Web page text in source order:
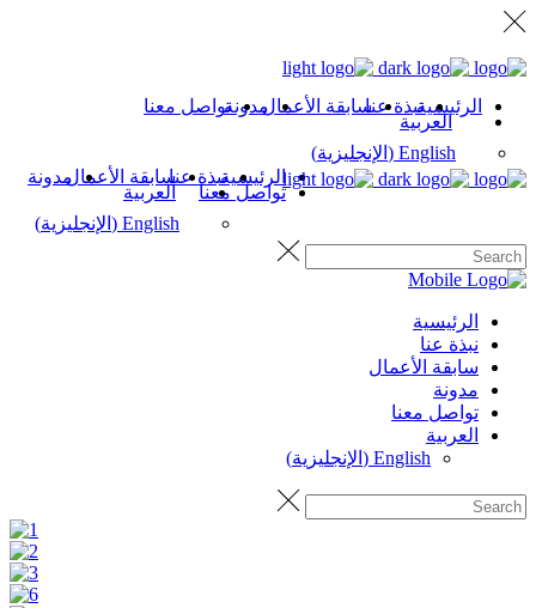
الرئيسيةنبذة عناسابقة الأعمالمدونةتواصل معنا
العربية
English
( الإنجليزية)
الرئيسيةنبذة عناسابقة الأعمالمدونة
تواصل معنا
العربية
English
( الإنجليزية)
الرئيسية
نبذة عنا
سابقة الأعمال
مدونة
تواصل معنا
العربية
English
( الإنجليزية)